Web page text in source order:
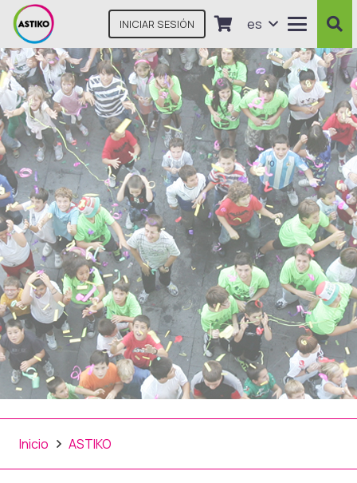
INICIAR SESIÓN es
Inicio ASTIKO